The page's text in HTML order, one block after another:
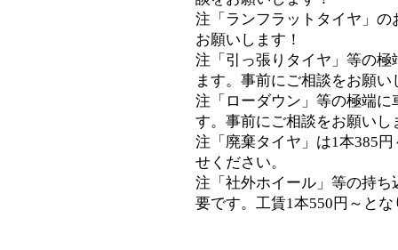
注「ランフラットタイヤ」
お願いします！
注「引っ張りタイヤ」等の
ます。事前にご相談をお願い
注「ローダウン」等の極端
す。事前にご相談をお願いし
注「廃棄タイヤ」は1本385
せください。
注「社外ホイール」等の持
要です。工賃1本550円～とな